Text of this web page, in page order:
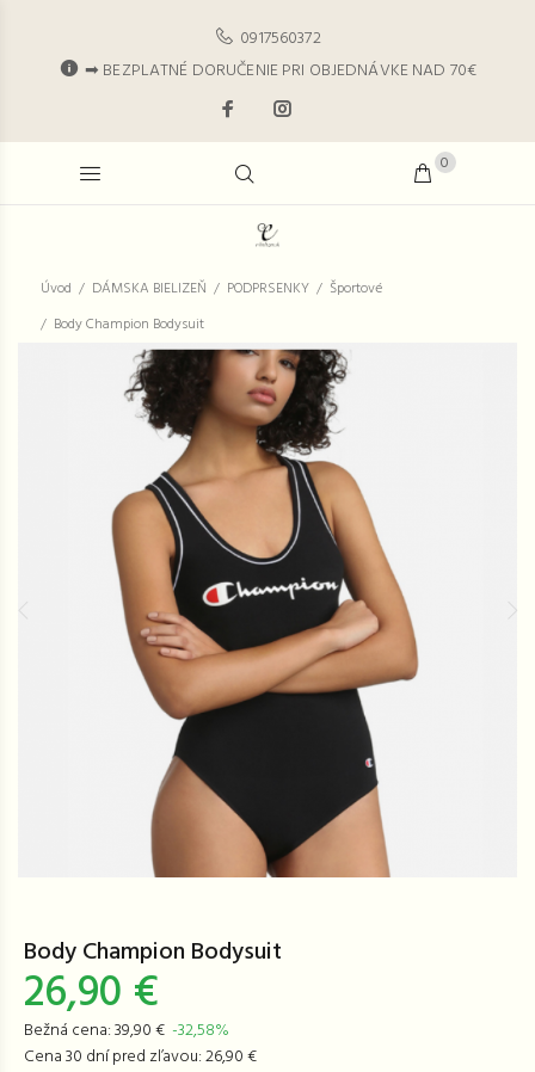
0917560372
➡ BEZPLATNÉ DORUČENIE PRI OBJEDNÁVKE NAD 70€
0
Úvod DÁMSKA BIELIZEŇ PODPRSENKY
Športové
Body Champion Bodysuit
Body Champion Bodysuit
26,90 €
Bežná cena: 39,90 € -32,58%
Cena 30 dní pred zľavou: 26,90 €